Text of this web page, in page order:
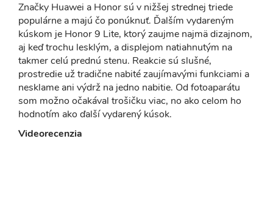
Značky Huawei a Honor sú v nižšej strednej triede
populárne a majú čo ponúknuť. Ďalším vydareným
kúskom je Honor 9 Lite, ktorý zaujme najmä dizajnom,
aj keď trochu lesklým, a displejom natiahnutým na
takmer celú prednú stenu. Reakcie sú slušné,
prostredie už tradične nabité zaujímavými funkciami a
nesklame ani výdrž na jedno nabitie. Od fotoaparátu
som možno očakával trošičku viac, no ako celom ho
hodnotím ako ďalší vydarený kúsok.
Videorecenzia